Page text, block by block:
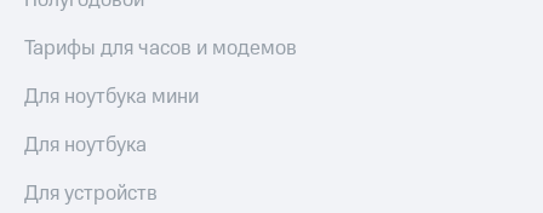
Реквизиты
Контакты
развитие
деловая этика
На главную
Тарифы для часов и модемов
Для ноутбука мини
Для ноутбука
Для устройств